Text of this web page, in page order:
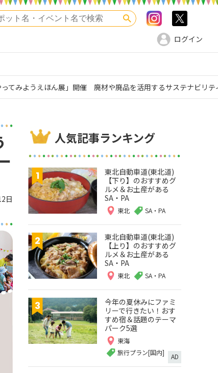
検索 Instagram
ログイン
てみようえほん展」開催 廃材や廃品を活用するサステナビリテ
日
人気記事ランキング
東北自動車道(東北道)
【下り】のおすすめグ
ルメ＆お土産がある
SA・PA
東北 SA・PA
東北自動車道(東北道)
【上り】のおすすめグ
ルメ＆お土産がある
SA・PA
東北 SA・PA
今年の夏休みにファミ
リーで行きたい！おす
すめ宿＆話題のテーマ
パーク5選
東海
旅行プラン[国内]
AD